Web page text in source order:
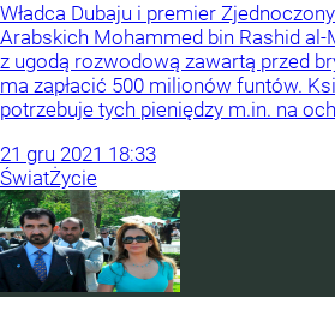
Władca Dubaju i premier
Arabskich Mohammed bin Rashid
z ugodą rozwodową zawartą przed
ma zapłacić 500 milionów funtów.
potrzebuje tych pieniędzy m.in. na
21 gru 2021 18:33
ŚwiatŻycie